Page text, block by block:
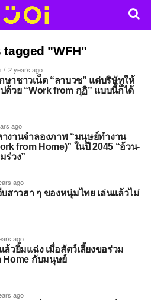
tagged "WFH"
2 years ago
ษาชาวเน็ต “ลาบวช” แต่บริษัทให้
ด้วย “Work from กุฏิ” แบบนี้ก็ได้
ago
างานจำลองภาพ “มนุษย์ทำงาน
from Home)” ในปี 2045 “อ้วน-
ร่วง”
ago
บสาวฮา ๆ ของหนุ่มไทย เล่นแล้วไม่
ago
ล้วยิ้มแฉ่ง เมื่อสัตว์เลี้ยงขอร่วม
Home กับมนุษย์
ago